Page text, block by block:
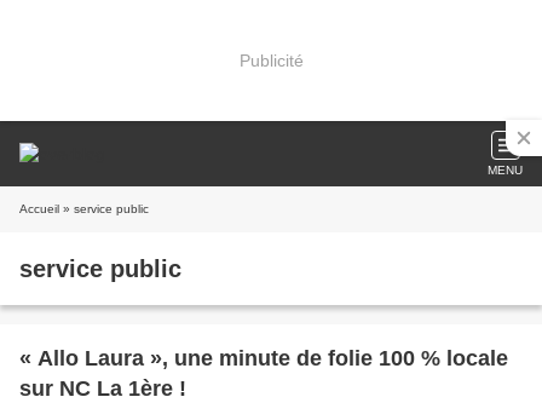
Publicité
MENU
Accueil » service public
service public
« Allo Laura », une minute de folie 100 % locale
sur NC La 1ère !